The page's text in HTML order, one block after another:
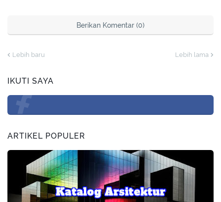
Berikan Komentar (0)
Lebih baru Lebih lama
IKUTI SAYA
ARTIKEL POPULER